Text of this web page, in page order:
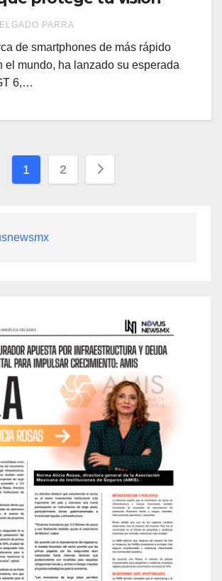
PARRA
de smartphones de más rápido
el mundo, ha lanzado su esperada
6,…
Paginación
entradas
1 2